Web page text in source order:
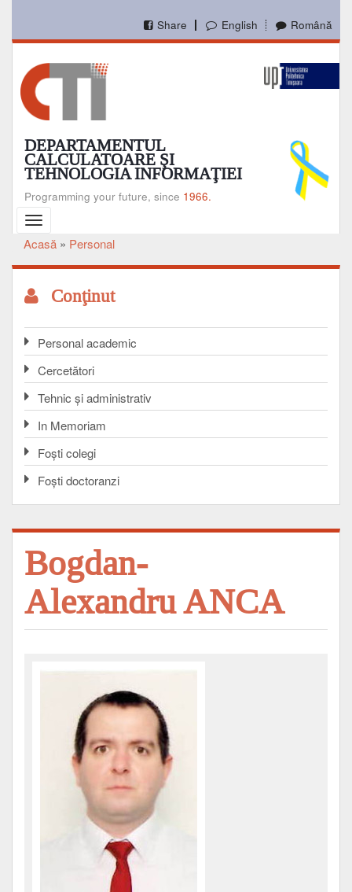
conţinutul
English Română
Share
DEPARTAMENTUL
CALCULATOARE ŞI
TEHNOLOGIA INFORMAŢIEI
Programming your future, since 1966.
Toggle
navigation
Breadcrumb
Acasă Personal
Conţinut
Personal academic
Cercetători
Tehnic și administrativ
In Memoriam
Foşti colegi
Foşti doctoranzi
Bogdan-
Alexandru ANCA